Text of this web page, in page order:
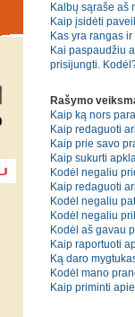
Kalbų sąraše aš
Kaip įsidėti
Kas yra rangas
Kai paspaudžiu
prisijungti.
Rašymo
Kaip ką nors
Kaip redaguoti
Kaip prie savo
Kaip sukurti
Kodėl negaliu
Kaip redaguoti
Kodėl negaliu
Kodėl negaliu
Kodėl aš gavau
Kaip raportuoti
Ką daro
Kodėl mano
Kaip priminti